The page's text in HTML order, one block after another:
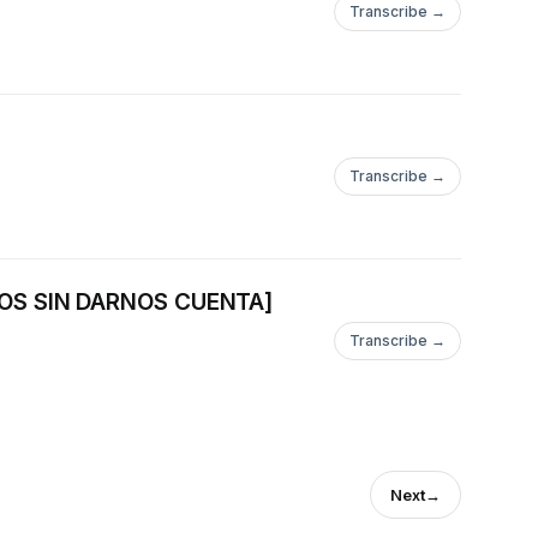
Transcribe →
Transcribe →
SIN DARNOS CUENTA]
Transcribe →
Next→